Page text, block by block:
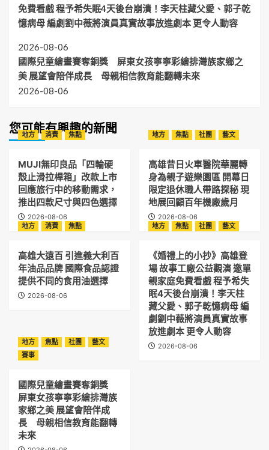
免費看戲 程予希失眠4天後台崩潰！李天柱藏父愛、郭子乾
憶病母 編劇劉中薇將演員真實故事放進劇本 更令人動容
2026-08-06
國際兒童繪畫賽奪銅獎 屏東女孩寧寧彩繪排灣族家鄉之
美 展望會陪伴成長 母親相信教育能翻轉未來
2026-08-06
您可能有興趣的新聞
地方 消費 焦點
MUJI無印良品「四輪硬
殼止滑拉桿箱」改款上市
回應旅行中的移動需求，
推出四款尺寸與四色選擇
2026-08-06
地方 焦點 社團 藝文
高雄昔日火車醫院華麗轉
身為親子遊樂園區 開幕日
限定退休職人帶路探秘 現
地展回顧百年機廠歲月
2026-08-06
地方
消費 焦點
高雄大遠百 引進義大利百
年油品品牌 國際食品認證
提供不同的食用油選擇
2026-08-06
地方 焦點 社團 藝文
《婚禮上的小抄》高雄登
場 故事工廠公益觀演 邀單
親家庭免費看戲 程予希失
眠4天後台崩潰！李天柱
藏父愛、郭子乾憶病母 編
劇劉中薇將演員真實故事
放進劇本 更令人動容
2026-08-06
地方 焦點 社團
藝文
賽事
國際兒童繪畫賽奪銅獎
屏東女孩寧寧彩繪排灣族
家鄉之美 展望會陪伴成
長 母親相信教育能翻轉
未來